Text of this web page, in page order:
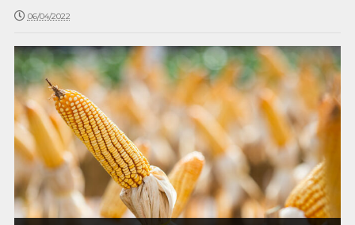
06/04/2022